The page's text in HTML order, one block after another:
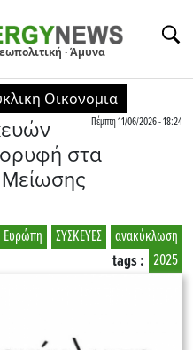
· Άμυνα
Οικονομια
Πέμπτη 11/06/2026 - 18:24
στα
ανακύκλωση
ΣΥΣΚΕΥΕΣ
Ευρώπη
2025
tags :